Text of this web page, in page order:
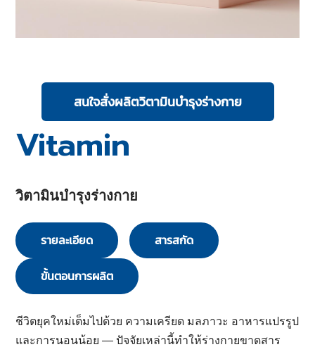
สนใจสั่งผลิตวิตามินบำรุงร่างกาย
Vitamin
วิตามินบำรุงร่างกาย
รายละเอียด สารสกัด
ขั้นตอนการผลิต
ชีวิตยุคใหม่เต็มไปด้วย ความเครียด มลภาวะ อาหารแปรรูป
และการนอนน้อย — ปัจจัยเหล่านี้ทำให้ร่างกายขาดสาร